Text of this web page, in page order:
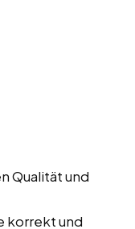
Qualität und
korrekt und